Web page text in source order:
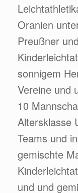
Oranien
Preußner
sonnigem
Vereine und
10
Altersklasse
Teams und
gemischte
und und